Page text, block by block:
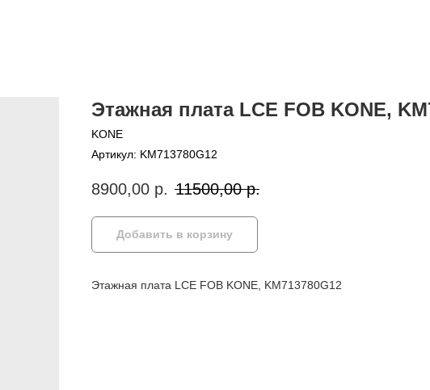
Этажная плата LCE FOB KONE,
KONE
Артикул: KM713780G12
8900,00 р. 11500,00 р.
Добавить в корзину
Этажная плата LCE FOB KONE, KM713780G12